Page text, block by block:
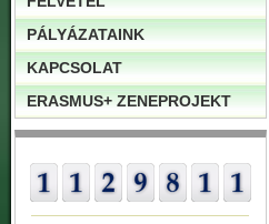
PÁLYÁZATAINK
KAPCSOLAT
ERASMUS+ ZENEPROJEKT